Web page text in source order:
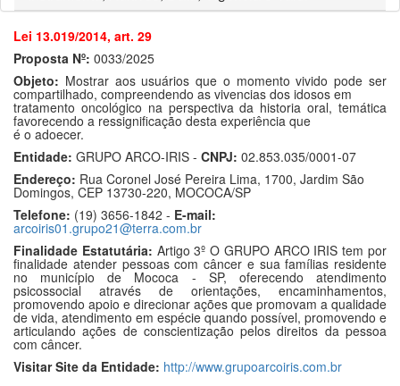
Lei 13.019/2014, art. 29
Proposta Nº: 0033/2025
Objeto: Mostrar aos usuários que o momento vivido pode ser
compartilhado, compreendendo as vivencias dos idosos em
tratamento oncológico na perspectiva da historia oral, temática
favorecendo a ressignificação desta experiência que
é o adoecer.
Entidade: GRUPO ARCO-IRIS - CNPJ: 02.853.035/0001-07
Endereço: Rua Coronel José Pereira Lima, 1700, Jardim São
Domingos, CEP 13730-220, MOCOCA/SP
Telefone: (19) 3656-1842 - E-mail:
arcoiris01.grupo21@terra.com.br
Finalidade Estatutária: Artigo 3º O GRUPO ARCO IRIS tem por
finalidade atender pessoas com câncer e sua famílias residente
no município de Mococa - SP, oferecendo atendimento
psicossocial através de orientações, encaminhamentos,
promovendo apoio e direcionar ações que promovam a qualidade
de vida, atendimento em espécie quando possível, promovendo e
articulando ações de conscientização pelos direitos da pessoa
com câncer.
Visitar Site da Entidade: http://www.grupoarcoiris.com.br